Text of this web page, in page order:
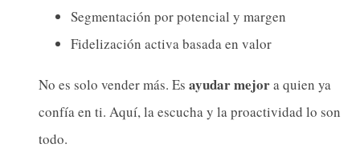
Segmentación por potencial y margen
Fidelización activa basada en valor
No es solo vender más. Es ayudar mejora quien ya
confía en ti. Aquí, la escucha y la proactividad lo son
todo.